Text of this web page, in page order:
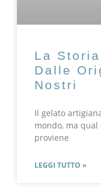
La
Dalle
Nostri
Il gelato
mondo, ma qual
proviene
LEGGI TUTTO »